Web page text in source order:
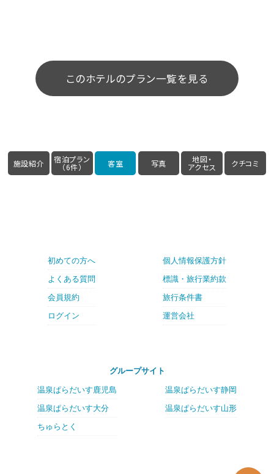
このホテルのプラン一覧を見る
施設紹介 宿泊プラン
（6件） 客室 写真 地図・
アクセス クチコミ
初めての方へ
よくある質問
会員規約
ログイン
個人情報保護方針
標識・旅行業約款
旅行条件書
運営会社
グループサイト
温泉ぱらだいす鹿児島
温泉ぱらだいす大分
ちゅらとく
温泉ぱらだいす静岡
温泉ぱらだいす山形